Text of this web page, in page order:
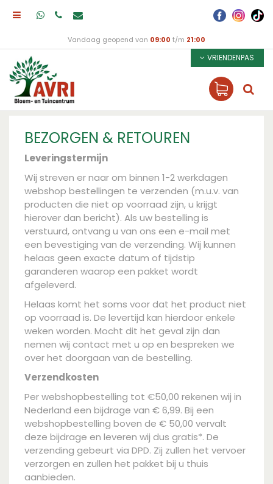
Vandaag geopend van 09:00 t/m 21:00
VRIENDENPAS
BEZORGEN & RETOUREN
Leveringstermijn
Wij streven er naar om binnen 1-2 werkdagen
webshop bestellingen te verzenden (m.u.v. van
producten die niet op voorraad zijn, u krijgt
hierover dan bericht). Als uw bestelling is
verstuurd, ontvang u van ons een e-mail met
een bevestiging van de verzending. Wij kunnen
helaas geen exacte datum of tijdstip
garanderen waarop een pakket wordt
afgeleverd.
Helaas komt het soms voor dat het product niet
op voorraad is. De levertijd kan hierdoor enkele
weken worden. Mocht dit het geval zijn dan
nemen wij contact met u op en bespreken we
over het doorgaan van de bestelling.
Verzendkosten
Per webshopbestelling tot €50,00 rekenen wij in
Nederland een bijdrage van € 6,99. Bij een
webshopbestelling boven de € 50,00 vervalt
deze bijdrage en leveren wij dus gratis*. De
verzending gebeurt via DPD. Zij zullen het vervoer
verzorgen en zullen het pakket bij u thuis
aanbieden.